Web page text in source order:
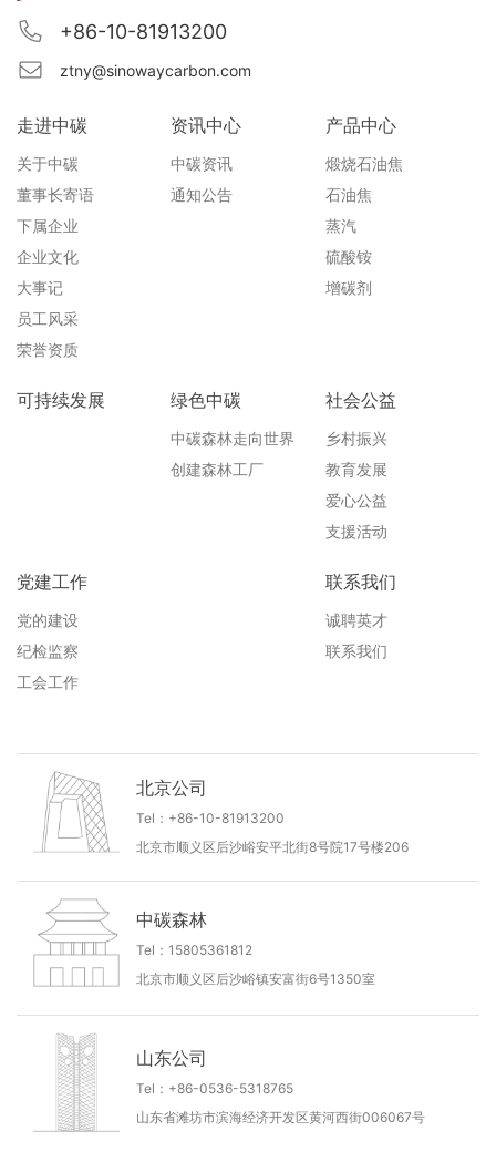
走进中碳
关于中碳
董事长寄语
下属企业
企业文化
大事记
员工风采
荣誉资质
资讯中心
中碳资讯
通知公告
产品中心
煅烧石油焦
石油焦
蒸汽
硫酸铵
增碳剂
可持续发展 绿色中碳
中碳森林走向世界
创建森林工厂
社会公益
乡村振兴
教育发展
爱心公益
支援活动
党建工作
党的建设
纪检监察
工会工作
联系我们
诚聘英才
联系我们
+86-10-81913200
ztny@sinowaycarbon.com
北京公司
Tel：+86-10-81913200
北京市顺义区后沙峪安平北街8号院17号楼206
中碳森林
Tel：15805361812
北京市顺义区后沙峪镇安富街6号1350室
山东公司
Tel：+86-0536-5318765
山东省滩坊市滨海经济开发区黄河西街006067号